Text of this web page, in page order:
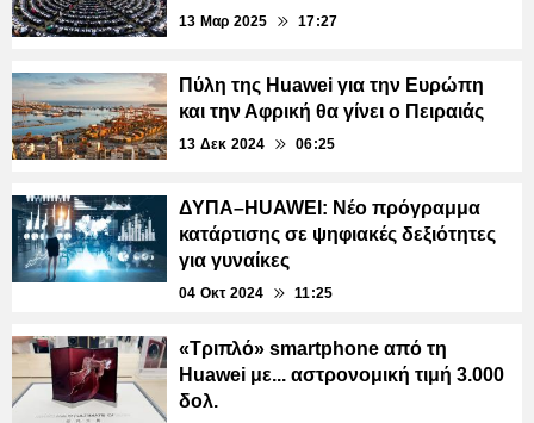
13 Μαρ 2025 17:27
Πύλη της Huawei για την Ευρώπη
και την Αφρική θα γίνει ο Πειραιάς
13 Δεκ 2024 06:25
ΔΥΠΑ–HUAWEI: Nέο πρόγραμμα
κατάρτισης σε ψηφιακές δεξιότητες
για γυναίκες
04 Οκτ 2024 11:25
«Τριπλό» smartphone από τη
Huawei με... αστρονομική τιμή 3.000
δολ.